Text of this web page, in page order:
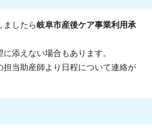
ましたら岐阜市産後ケア事業利用承
添えない場合もあります。
当助産師より日程について連絡が